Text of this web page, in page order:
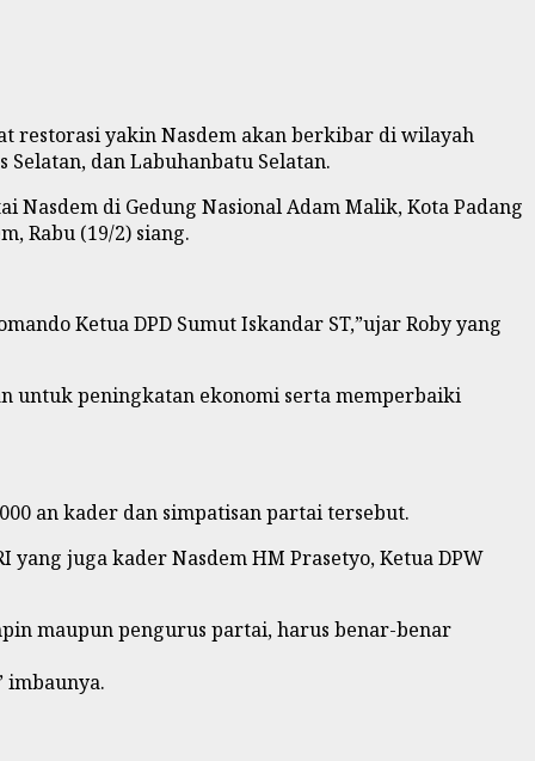
restorasi yakin Nasdem akan berkibar di wilayah
dan Labuhanbatu Selatan.
di Gedung Nasional Adam Malik, Kota Padang
Rabu (19/2) siang.
Ketua DPD Sumut Iskandar ST,”ujar Roby yang
untuk peningkatan ekonomi serta memperbaiki
an kader dan simpatisan partai tersebut.
juga kader Nasdem HM Prasetyo, Ketua DPW
maupun pengurus partai, harus benar-benar
imbaunya.